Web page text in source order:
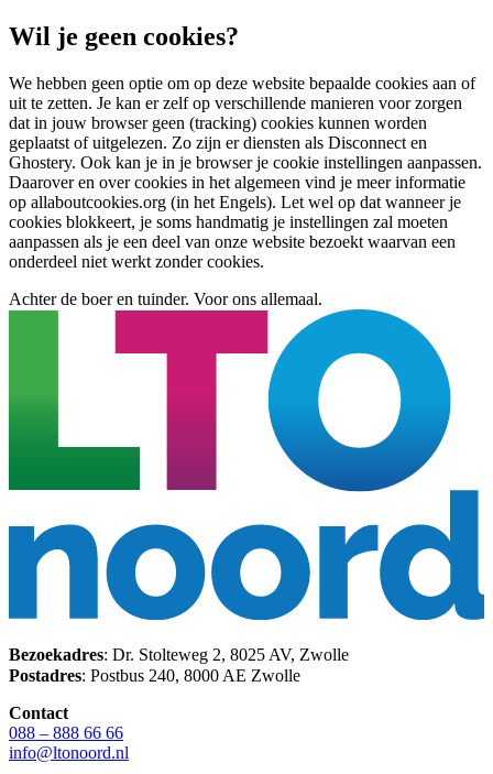
Wil je geen cookies?
We hebben geen optie om op deze website bepaalde cookies aan of
uit te zetten. Je kan er zelf op verschillende manieren voor zorgen
dat in jouw browser geen (tracking) cookies kunnen worden
geplaatst of uitgelezen. Zo zijn er diensten als Disconnect en
Ghostery. Ook kan je in je browser je cookie instellingen aanpassen.
Daarover en over cookies in het algemeen vind je meer informatie
op allaboutcookies.org (in het Engels). Let wel op dat wanneer je
cookies blokkeert, je soms handmatig je instellingen zal moeten
aanpassen als je een deel van onze website bezoekt waarvan een
onderdeel niet werkt zonder cookies.
Achter de boer en tuinder. Voor ons allemaal.
Bezoekadres: Dr. Stolteweg 2, 8025 AV, Zwolle
Postadres: Postbus 240, 8000 AE Zwolle
Contact
088 – 888 66 66
info@ltonoord.nl